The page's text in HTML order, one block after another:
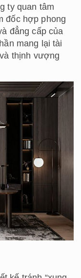
ty quan tâm
đốc hợp phong
đẳng cấp của
mang lại tài
thịnh vượng